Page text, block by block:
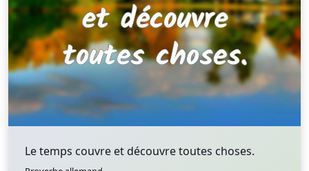
Le temps couvre et découvre toutes choses.